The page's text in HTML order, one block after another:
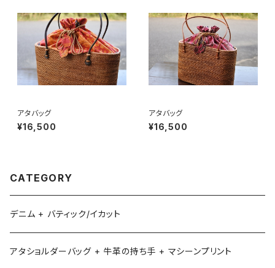
アタバッグ
¥16,500
アタバッグ
¥16,500
CATEGORY
デニム + バティック/イカット
アタショルダーバッグ + 牛革の持ち手 + マシーンプリント